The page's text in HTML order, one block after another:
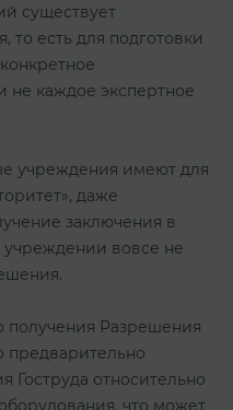
существует
то есть для подготовки
не каждое экспертное
учреждения имеют для
даже
заключения в
учреждении вовсе не
получения Разрешения
предварительно
Гоструда относительно
что может